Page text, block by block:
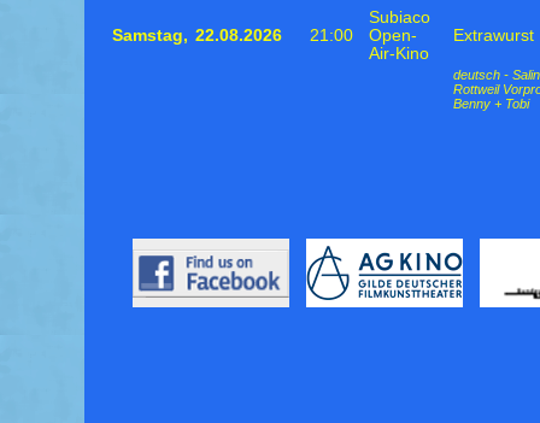
Samstag, 22.08.2026 21:00
Subiaco
Open-
Air-Kino
Extrawurst
deutsch -
Rottweil
Benny + Tobi